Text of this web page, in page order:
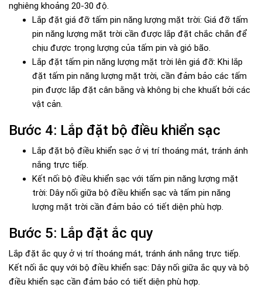
nghiêng khoảng 20-30 độ.
Lắp đặt giá đỡ tấm pin năng lượng mặt trời: Giá đỡ tấm
pin năng lượng mặt trời cần được lắp đặt chắc chắn để
chịu được trọng lượng của tấm pin và gió bão.
Lắp đặt tấm pin năng lượng mặt trời lên giá đỡ: Khi lắp
đặt tấm pin năng lượng mặt trời, cần đảm bảo các tấm
pin được lắp đặt cân bằng và không bị che khuất bởi các
vật cản.
Bước 4: Lắp đặt bộ điều khiển sạc
Lắp đặt bộ điều khiển sạc ở vị trí thoáng mát, tránh ánh
nắng trực tiếp.
Kết nối bộ điều khiển sạc với tấm pin năng lượng mặt
trời: Dây nối giữa bộ điều khiển sạc và tấm pin năng
lượng mặt trời cần đảm bảo có tiết diện phù hợp.
Bước 5: Lắp đặt ắc quy
Lắp đặt ắc quy ở vị trí thoáng mát, tránh ánh nắng trực tiếp.
Kết nối ắc quy với bộ điều khiển sạc: Dây nối giữa ắc quy và bộ
điều khiển sạc cần đảm bảo có tiết diện phù hợp.